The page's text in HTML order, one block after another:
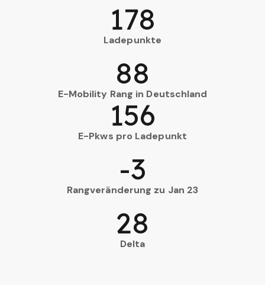
Ladepunkte
178
E-Mobility Rang in Deutschland
88
E-Pkws pro Ladepunkt
156
Rangveränderung zu Jan 23
-3
Delta
28